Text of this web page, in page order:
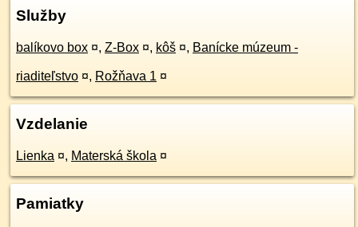
Služby
balíkovo box ¤, Z-Box ¤, kôš ¤, Banícke múzeum -
riaditeľstvo ¤, Rožňava 1 ¤
Vzdelanie
Lienka ¤, Materská škola ¤
Pamiatky